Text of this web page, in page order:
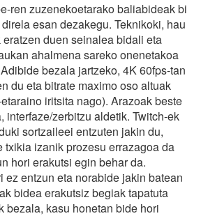
ren zuzenekoetarako baliabideak bi
esan dezakegu. Teknikoki, hau
duen seinalea bidali eta
ahalmena sareko onenetakoa
bezala jartzeko, 4K 60fps-tan
du eta bitrate maximo oso altuak
iritsita nago). Arazoak beste
interfaze/zerbitzu aldetik. Twitch-ek
sortzaileei entzuten jakin du,
txikia izanik prozesu errazagoa da
hori erakutsi egin behar da.
ez entzun eta norabide jakin batean
bidea erakutsiz begiak tapatuta
bezala, kasu honetan bide hori